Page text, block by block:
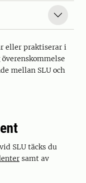
eller praktiserar i
mellan SLU och
SLU täcks du
samt av